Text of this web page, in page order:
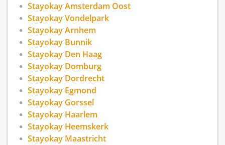
Stayokay Amsterdam Oost
Stayokay Vondelpark
Stayokay Arnhem
Stayokay Bunnik
Stayokay Den Haag
Stayokay Domburg
Stayokay Dordrecht
Stayokay Egmond
Stayokay Gorssel
Stayokay Haarlem
Stayokay Heemskerk
Stayokay Maastricht